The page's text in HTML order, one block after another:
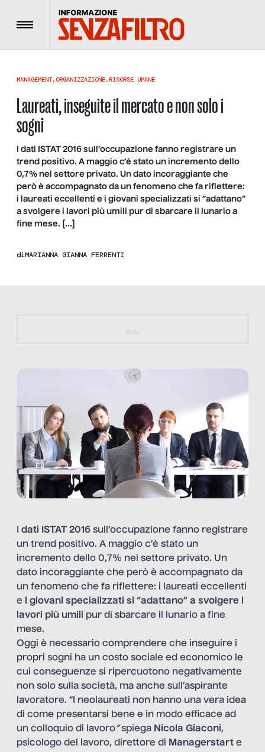
Menu
MANAGEMENT,ORGANIZZAZIONE,RISORSE UMANE
Laureati, inseguite il mercato e non solo i
sogni
I dati ISTAT 2016 sull’occupazione fanno registrare un
trend positivo. A maggio c’è stato un incremento dello
0,7% nel settore privato. Un dato incoraggiante che
però è accompagnato da un fenomeno che fa riflettere:
i laureati eccellenti e i giovani specializzati si “adattano”
a svolgere i lavori più umili pur di sbarcare il lunario a
fine mese. […]
diMARIANNA GIANNA FERRENTI
https://bit.ly/muster_aggiornamento
Adv
dati ISTAT 2016 sull’occupazione fanno registrare
un trend positivo. A maggio c’è stato un
incremento dello 0,7% nel settore privato. Un
dato incoraggiante che però è accompagnato da
un fenomeno che fa riflettere: i laureati eccellenti
e i giovani specializzati si “adattano” a svolgere i
lavori più umili pur di sbarcare il lunario a fine
mese.
Oggi è necessario comprendere che inseguire i
propri sogni ha un costo sociale ed economico le
cui conseguenze si ripercuotono negativamente
non solo sulla società, ma anche sull’aspirante
lavoratore. “I neolaureati non hanno una vera idea
di come presentarsi bene e in modo efficace ad
un colloquio di lavoro”spiega Nicola Giaconi,
psicologo del lavoro, direttore di Managerstart e